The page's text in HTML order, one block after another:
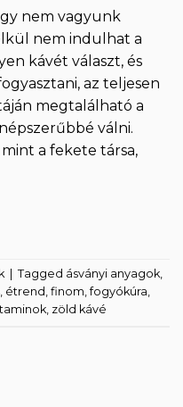
nem vagyunk
nem indulhat a
kávét választ, és
az teljesen
megtalálható a
válni.
a fekete társa,
Tagged ásványi anyagok,
, étrend , finom,fogyókúra,
, zöld kávé